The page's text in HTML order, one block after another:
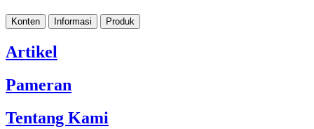
Konten Informasi Produk
Artikel
Pameran
Tentang Kami